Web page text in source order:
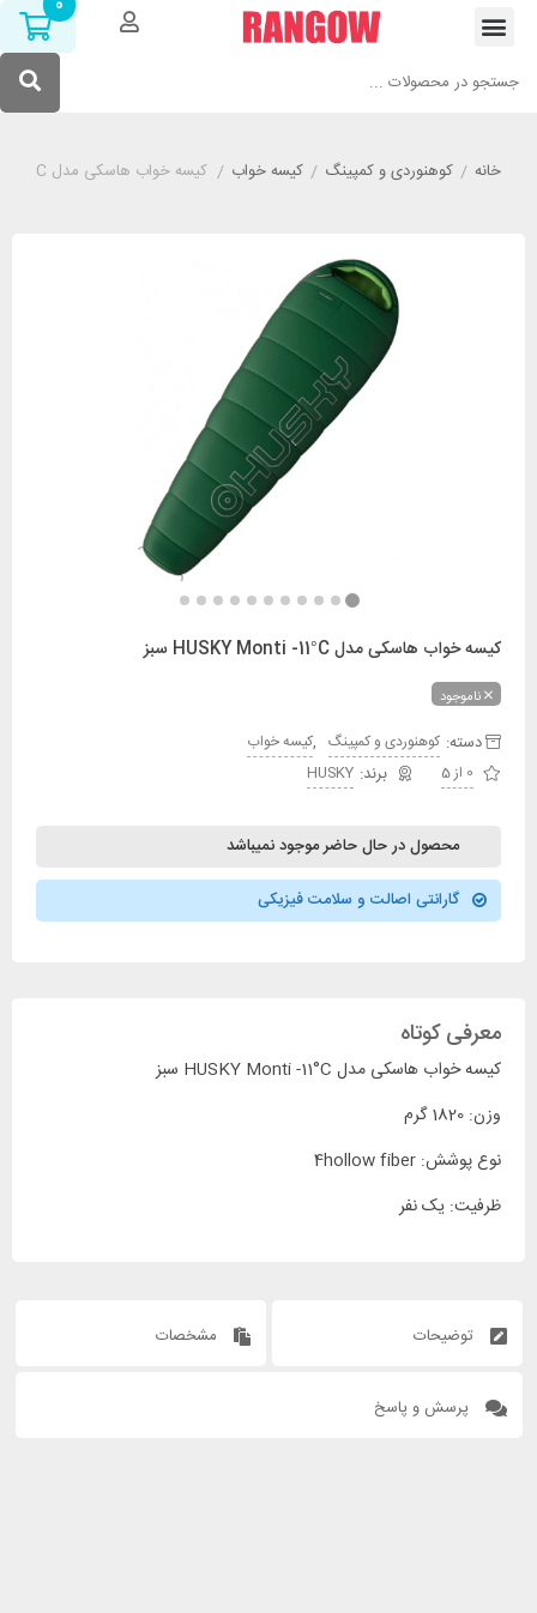
خانه/ کوهنوردی و کمپینگ/ کیسه خواب/ کیسه خواب هاسکی مدل HUSKY Monti -11°C سبز
کیسه خواب هاسکی مدل HUSKY Monti -11°C سبز
ناموجود
دسته: کوهنوردی و کمپینگ
کیسه خواب
0 از 5
HUSKY
محصول در حال حاضر موجود نمیباشد
گارانتی اصالت و سلامت فیزیکی
معرفی کوتاه
کیسه خواب هاسکی مدل HUSKY Monti -11°C سبز
وزن: 1820 گرم
نوع پوشش: 4hollow fiber
ظرفیت: یک نفر
توضیحات مشخصات
پرسش و پاسخ